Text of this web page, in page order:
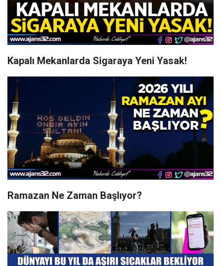
Kapalı Mekanlarda Sigaraya Yeni Yasak!
Ramazan Ne Zaman Başlıyor?